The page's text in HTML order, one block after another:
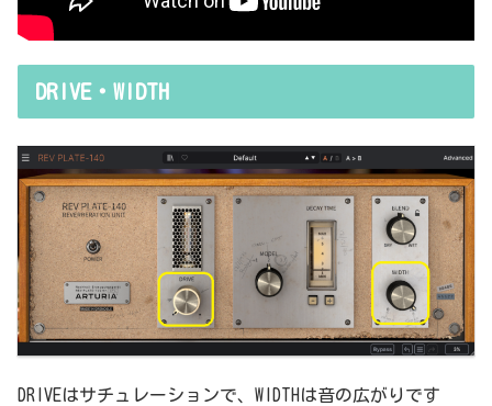
DRIVE・WIDTH
DRIVEはサチュレーションで、WIDTHは音の広がりです